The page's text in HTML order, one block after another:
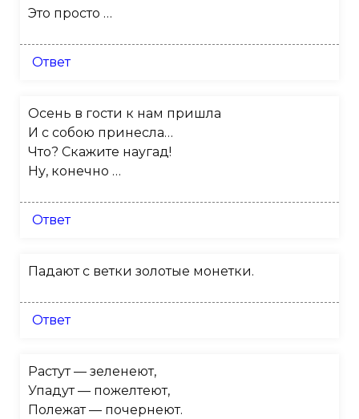
Это просто …
Ответ
Осень в гости к нам пришла
И с собою принесла…
Что? Скажите наугад!
Ну, конечно …
Ответ
Падают с ветки золотые монетки.
Ответ
Растут — зеленеют,
Упадут — пожелтеют,
Полежат — почернеют.